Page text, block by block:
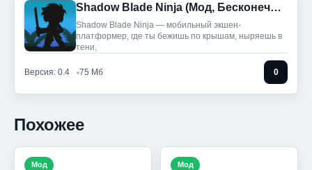
Shadow Blade Ninja (Мод, Бесконечные деньги)
Shadow Blade Ninja — мобильный экшен-
платформер, где ты бежишь по крышам, ныряешь в
тени,
Версия: 0.4 75 Мб 0
Похожее
Мод Мод